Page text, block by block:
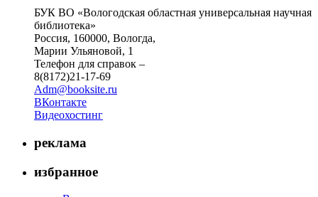
БУК ВО «Вологодская областная универсальная научная
библиотека»
Россия, 160000, Вологда,
Марии Ульяновой, 1
Телефон для справок –
8(8172)21-17-69
Adm@booksite.ru
ВКонтакте
Видеохостинг
реклама
избранное